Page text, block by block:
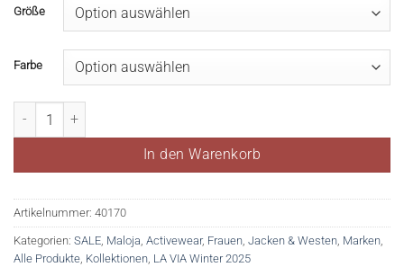
Größe
Farbe
LusernaM. Menge
In den Warenkorb
Artikelnummer: 40170
Kategorien: SALE, Maloja, Activewear, Frauen, Jacken & Westen, Marken,
Alle Produkte, Kollektionen, LA VIA Winter 2025